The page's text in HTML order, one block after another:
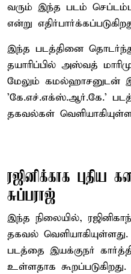
வரும் இந்த படம்
என்று
இந்த படத்தினை
தயாரிப்பில் அஸ்வத்
மேலும் கமல்ஹாசனுடன்
'கே.எச்.எக்ஸ்.ஆர்.கே.'
தகவல்கள்
ரஜினிக்காக புதிய
சுப்பராஜ்
இந்த நிலையில்,
தகவல்
படத்தை இயக்குநர்
உள்ளதாக